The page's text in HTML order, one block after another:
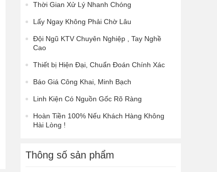
Thời Gian Xử Lý Nhanh Chóng
Lấy Ngay Không Phải Chờ Lâu
Đội Ngũ KTV Chuyên Nghiệp , Tay Nghề
Cao
Thiết bị Hiện Đại, Chuẩn Đoán Chính Xác
Báo Giá Công Khai, Minh Bạch
Linh Kiện Có Nguồn Gốc Rõ Ràng
Hoàn Tiền 100% Nếu Khách Hàng Không
Hài Lòng !
Thông số sản phẩm